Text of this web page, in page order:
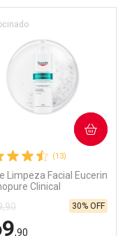
AOS FAVORITOS
(13)
Limpeza Facial Eucerin
Clinical
,90
30% OFF
COMPRAR